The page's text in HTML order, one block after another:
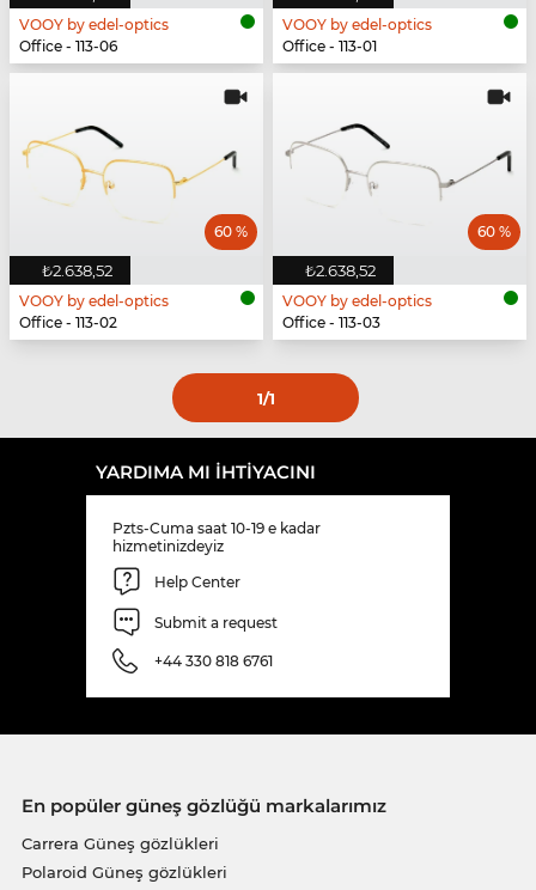
VOOY by edel-optics
Office - 113-06
VOOY by edel-optics
Office - 113-01
₺2.638,52
60 %
VOOY by edel-optics
Office - 113-02
₺2.638,52
60 %
VOOY by edel-optics
Office - 113-03
1/1
YARDIMA MI IHTIYACINI
Pzts-Cuma saat 10-19 e kadar
hizmetinizdeyiz
Help Center
Submit a request
+44 330 818 6761
En popüler güneş gözlüğü markalarımız
Carrera Güneş gözlükleri
Polaroid Güneş gözlükleri